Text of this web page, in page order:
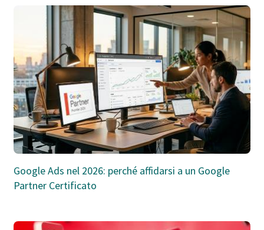
Google Ads nel 2026: perché affidarsi a un Google
Partner Certificato